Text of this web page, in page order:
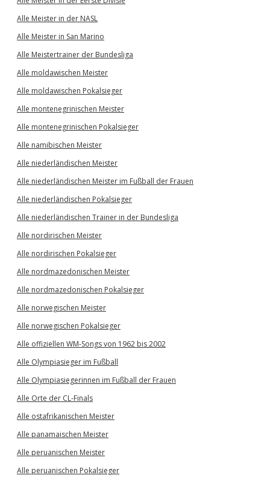
Alle Meister in der NASL
Alle Meister in San Marino
Alle Meistertrainer der Bundesliga
Alle moldawischen Meister
Alle moldawischen Pokalsieger
Alle montenegrinischen Meister
Alle montenegrinischen Pokalsieger
Alle namibischen Meister
Alle niederländischen Meister
Alle niederländischen Meister im Fußball der Frauen
Alle niederländischen Pokalsieger
Alle niederländischen Trainer in der Bundesliga
Alle nordirischen Meister
Alle nordirischen Pokalsieger
Alle nordmazedonischen Meister
Alle nordmazedonischen Pokalsieger
Alle norwegischen Meister
Alle norwegischen Pokalsieger
Alle offiziellen WM-Songs von 1962 bis 2002
Alle Olympiasieger im Fußball
Alle Olympiasiegerinnen im Fußball der Frauen
Alle Orte der CL-Finals
Alle ostafrikanischen Meister
Alle panamaischen Meister
Alle peruanischen Meister
Alle peruanischen Pokalsieger